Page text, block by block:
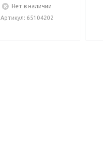
Нет в наличии
Артикул: 65104202